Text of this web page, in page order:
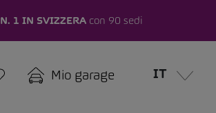
N. 1 IN SVIZZERAcon 90 sedi
Mio garage IT